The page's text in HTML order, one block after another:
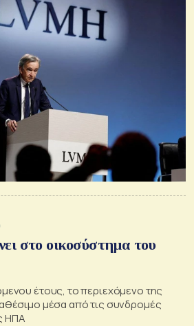
στο οικοσύστημα του
έτους, το περιεχόμενο της
μέσα από τις συνδρομές
ΗΠΑ